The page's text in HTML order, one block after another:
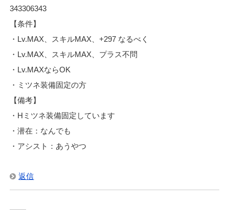
343306343
【条件】
・Lv.MAX、スキルMAX、+297 なるべく
・Lv.MAX、スキルMAX、プラス不問
・Lv.MAXならOK
・ミツネ装備固定の方
【備考】
・Hミツネ装備固定しています
・潜在：なんでも
・アシスト：あうやつ
返信